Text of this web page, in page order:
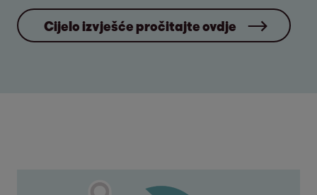
Cijelo izvješće pročitajte ovdje